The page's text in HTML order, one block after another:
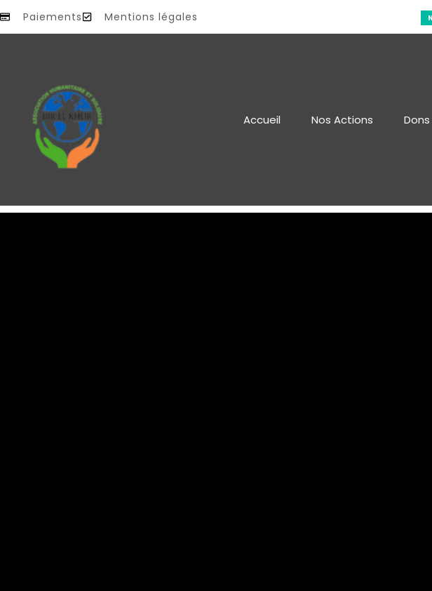
Paiements Mentions légales Suivez
Accueil Nos Actions Dons